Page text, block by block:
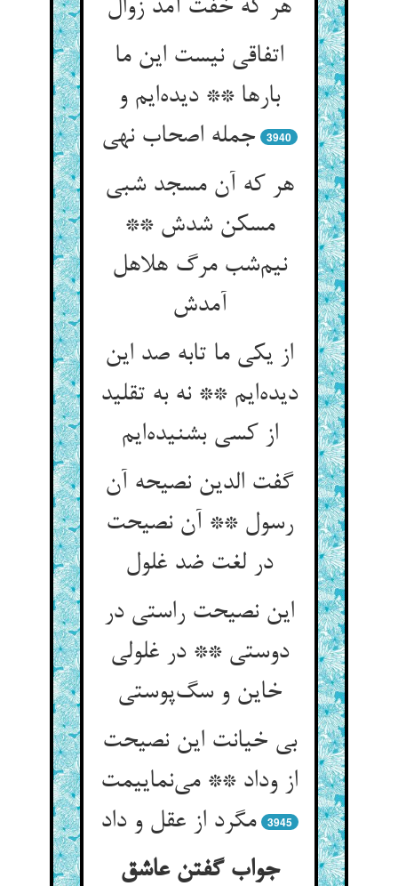
هر که خفت آمد زوال
اتفاقی نیست این ما
بارها ** دیده‌ایم و
جمله اصحاب نهی
3940
هر که آن مسجد شبی
مسکن شدش **
نیم‌شب مرگ هلاهل
آمدش
از یکی ما تابه صد این
دیده‌ایم ** نه به تقلید
از کسی بشنیده‌ایم
گفت الدین نصیحه آن
رسول ** آن نصیحت
در لغت ضد غلول
این نصیحت راستی در
دوستی ** در غلولی
خاین و سگ‌پوستی
بی خیانت این نصیحت
از وداد ** می‌نماییمت
مگرد از عقل و داد
3945
جواب گفتن عاشق